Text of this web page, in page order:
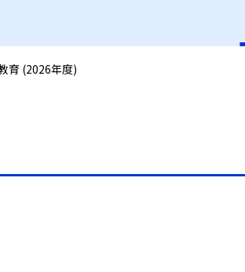
育 (2026年度)